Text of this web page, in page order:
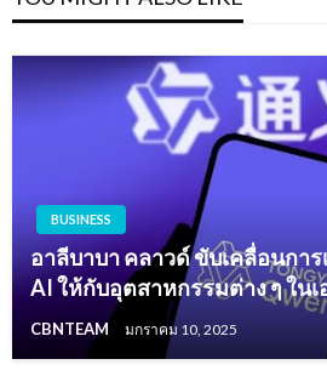
BUSINESS
อาลีบาบา คลาวด์ ขับเคลื่อนกา
AI ให้กับอุตสาหกรรมต่าง ๆ ในเ
CBNTEAM มกราคม 10, 2025